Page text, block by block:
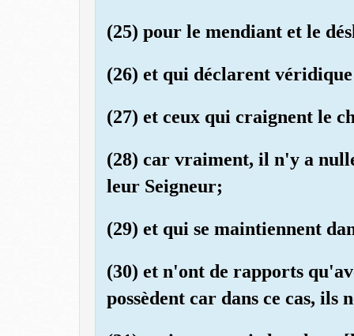
(25) pour le mendiant et le
(26) et qui déclarent
(27) et ceux qui craignent le
(28) car vraiment, il n'y a
leur Seigneur;
(29) et qui se maintiennent
(30) et n'ont de rapports
possèdent car dans ce cas, ils